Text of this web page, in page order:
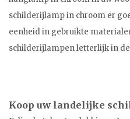
schilderijlamp in chroom er
eenheid in gebruikte
schilderijlampen letterlijk in
Koop uw landelijke